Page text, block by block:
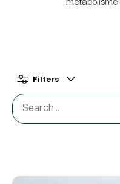
métabolisme
Filters